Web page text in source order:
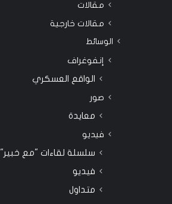
مقالات
مقالات خارجية
الوسائط
إنفوغراف
الواقع العسكري
صور
معايدة
فيديو
سلسلة لقاءات "مع خبير"
فيديو
متداول